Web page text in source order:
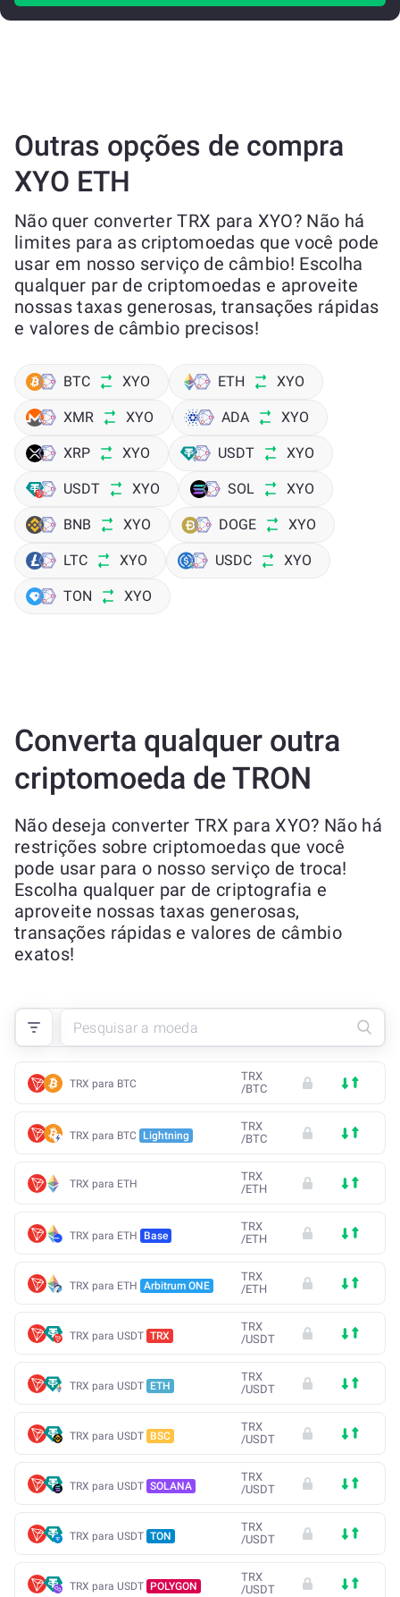
Outras opções de compra
XYO ETH
Não quer converter TRX para XYO? Não há
limites para as criptomoedas que você pode
usar em nosso serviço de câmbio! Escolha
qualquer par de criptomoedas e aproveite
nossas taxas generosas, transações rápidas
e valores de câmbio precisos!
BTC XYO ETH XYO
XMR XYO ADA XYO
XRP XYO USDT XYO
USDT XYO SOL XYO
BNB XYO DOGE XYO
LTC XYO USDC XYO
TON XYO
Converta qualquer outra
criptomoeda de TRON
Não deseja converter TRX para XYO? Não há
restrições sobre criptomoedas que você
pode usar para o nosso serviço de troca!
Escolha qualquer par de criptografia e
aproveite nossas taxas generosas,
transações rápidas e valores de câmbio
exatos!
TRX para BTC
TRX
/BTC
TRX para BTC Lightning
TRX
/BTC
TRX para ETH
TRX
/ETH
TRX para ETH Base
TRX
/ETH
TRX para ETH Arbitrum ONE
TRX
/ETH
TRX para USDT TRX
TRX
/USDT
TRX para USDT ETH
TRX
/USDT
TRX para USDT BSC
TRX
/USDT
TRX para USDT SOLANA
TRX
/USDT
TRX para USDT TON
TRX
/USDT
TRX para USDT POLYGON
TRX
/USDT